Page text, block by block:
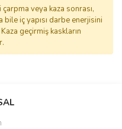
veya kaza sonrası,
iç yapısı darbe enerjisini
geçirmiş kaskların
siz yapın!
sorulmamış.
siz yapın!